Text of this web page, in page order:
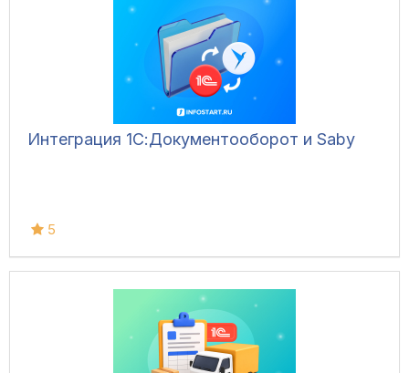
Интеграция 1С:Документооборот и Saby
5